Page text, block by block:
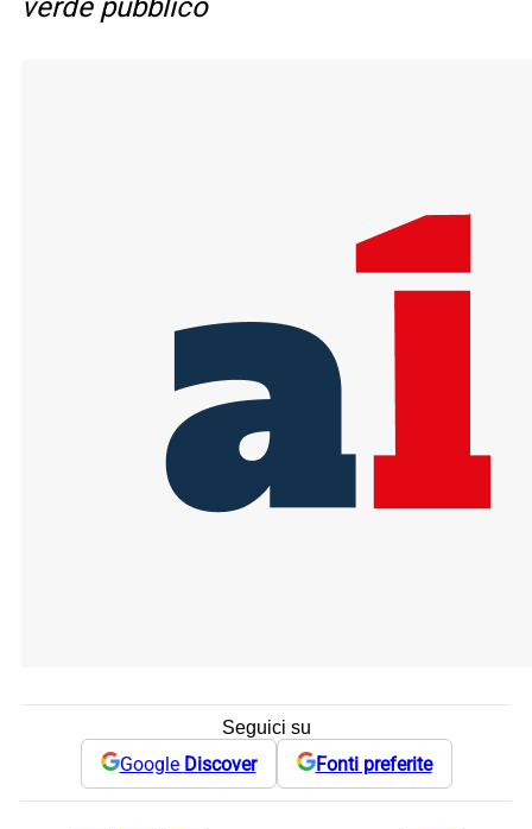
verde pubblico
Seguici su
Google Discover Fonti preferite